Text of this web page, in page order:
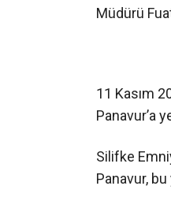
Müdürü
11 Kasım
Panavur’a
Silifke
Panavur,